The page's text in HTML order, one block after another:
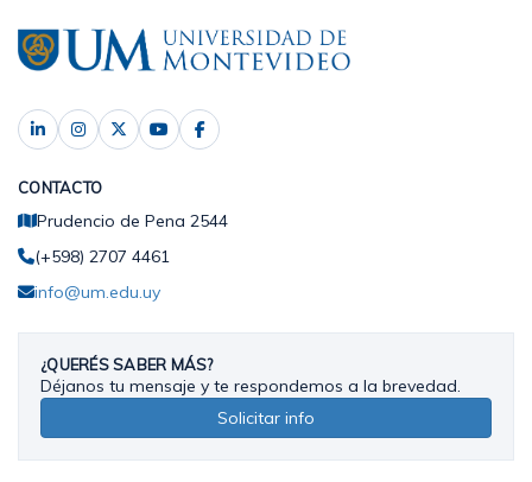
CONTACTO
Prudencio de Pena 2544
(+598) 2707 4461
info@um.edu.uy
¿QUERÉS SABER MÁS?
Déjanos tu mensaje y te respondemos a la brevedad.
Solicitar info